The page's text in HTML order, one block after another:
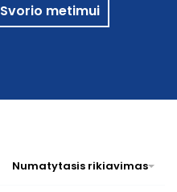
Svorio metimui
Numatytasis rikiavimas